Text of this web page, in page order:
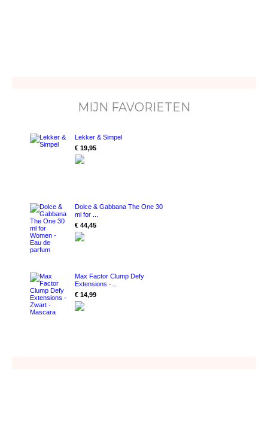
MIJN FAVORIETEN
Lekker & Simpel
€ 19,95
Dolce & Gabbana The One 30
ml for ...
€ 44,45
Max Factor Clump Defy
Extensions -...
€ 14,99